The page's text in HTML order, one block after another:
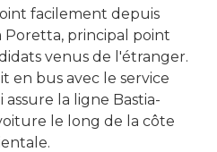
facilement depuis
Poretta, principal point
venus de l'étranger.
en bus avec le service
assure la ligne Bastia-
le long de la côte